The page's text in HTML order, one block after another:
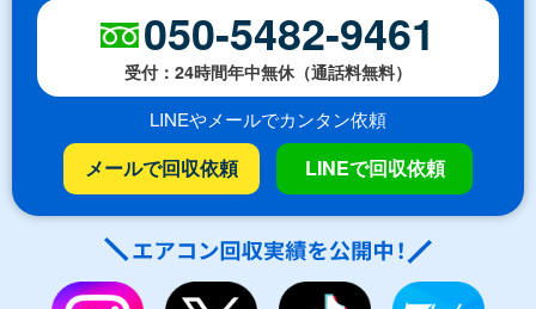
050-5482-9461
受付：24時間年中無休（通話料無料）
LINEやメールでカンタン依頼
メールで回収依頼 LINEで回収依頼